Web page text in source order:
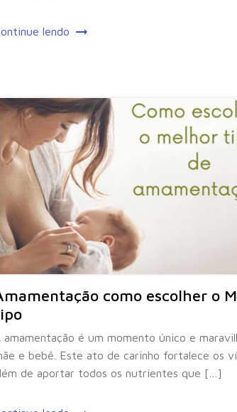
lendo
como escolher o
amamentação é um momento único e
e bebê. Este ato de carinho fortalece os
de aportar todos os nutrientes que […]